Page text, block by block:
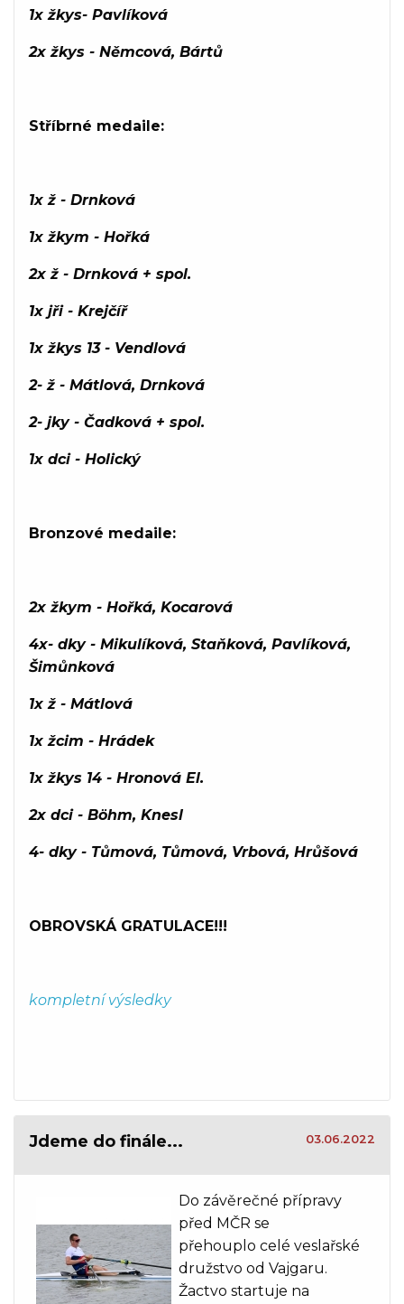
1x žkys- Pavlíková
2x žkys - Němcová, Bártů
Stříbrné medaile:
1x ž - Drnková
1x žkym - Hořká
2x ž - Drnková + spol.
1x jři - Krejčíř
1x žkys 13 - Vendlová
2- ž - Mátlová, Drnková
2- jky - Čadková + spol.
1x dci - Holický
Bronzové medaile:
2x žkym - Hořká, Kocarová
4x- dky - Mikulíková, Staňková, Pavlíková,
Šimůnková
1x ž - Mátlová
1x žcim - Hrádek
1x žkys 14 - Hronová El.
2x dci - Böhm, Knesl
4- dky - Tůmová, Tůmová, Vrbová, Hrůšová
OBROVSKÁ GRATULACE!!!
kompletní výsledky
Jdeme do finále... 03.06.2022
Do závěrečné přípravy
před MČR se
přehouplo celé veslařské
družstvo od Vajgaru.
Žactvo startuje na